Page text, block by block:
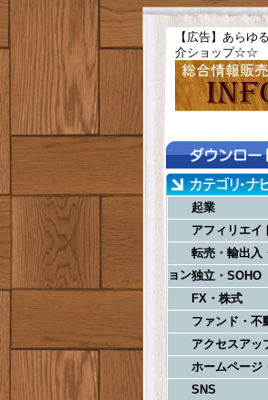
【広告】あらゆ
介ショップ☆☆
起業
アフィリエイ
転売・輸出入
ョン独立・SOHO
FX・株式
ファンド・不
アクセスアッ
ホームページ
SNS